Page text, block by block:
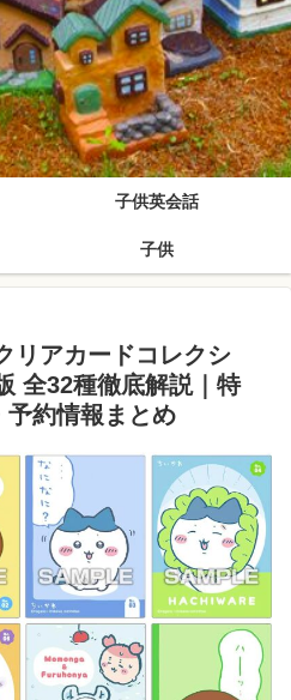
子供英会話
子供
リアカードコレクシ
全32種徹底解説｜特
予約情報まとめ